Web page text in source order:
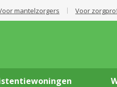
mantelzorgers Voor